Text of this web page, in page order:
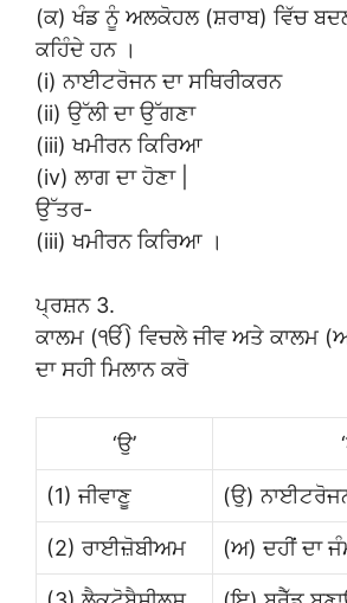
(ਕ) ਖੰਡ ਨੂੰ ਅਲਕੋਹਲ (ਸ਼ਰਾਬ) ਵਿੱਚ
ਕਹਿੰਦੇ ਹਨ ।
(i) ਨਾਈਟਰੋਜਨ ਦਾ ਸਥਿਰੀਕਰਨ
(ii) ਉੱਲੀ ਦਾ ਉੱਗਣਾ
(iii) ਖਮੀਰਨ ਕਿਰਿਆ
(iv) ਲਾਗ ਦਾ ਹੋਣਾ |
ਉੱਤਰ-
(iii) ਖਮੀਰਨ ਕਿਰਿਆ ।
ਪ੍ਰਸ਼ਨ 3.
ਕਾਲਮ (ੴ) ਵਿਚਲੇ ਜੀਵ ਅਤੇ ਕਾਲਮ
ਦਾ ਸਹੀ ਮਿਲਾਨ ਕਰੋ
‘ਉ’
(1) ਜੀਵਾਣੂ (ਉ)
(2) ਰਾਈਜ਼ੋਬੀਅਮ (ਅ) ਦਹੀਂ ਦਾ